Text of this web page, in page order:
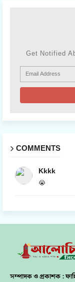
Get Notified
COMMENTS
Kkkk
😭
সম্পাদক ও প্রকাশক :